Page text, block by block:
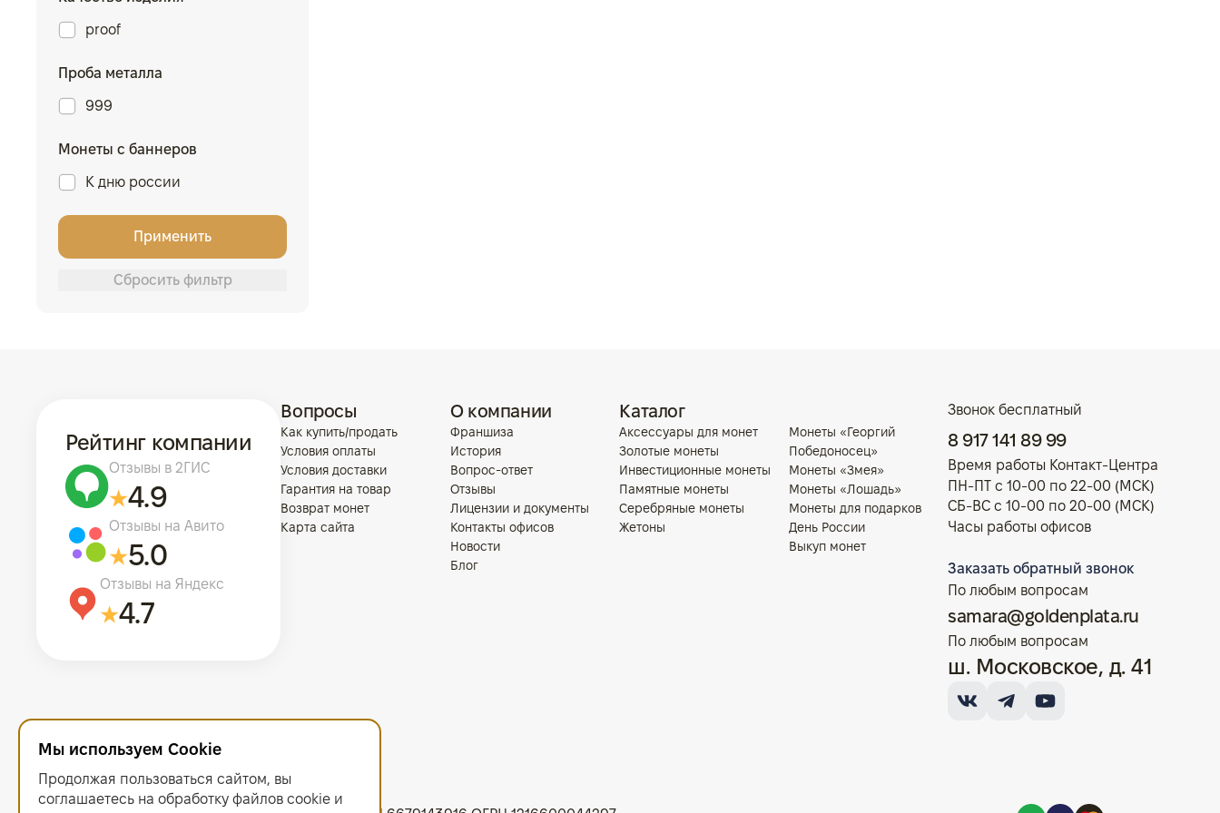
proof
Проба металла
999
Монеты с баннеров
К дню россии
Рейтинг компании
Отзывы в 2ГИС
4.9
Отзывы на Авито
5.0
Отзывы на Яндекс
4.7
Вопросы
Как купить/продать
Условия оплаты
Условия доставки
Гарантия на товар
Возврат монет
Карта сайта
О компании
Франшиза
История
Вопрос-ответ
Отзывы
Лицензии и документы
Контакты офисов
Новости
Блог
Каталог
Аксессуары для монет
Золотые монеты
Инвестиционные монеты
Памятные монеты
Серебряные монеты
Жетоны
Монеты «Георгий
Победоносец»
Монеты «Змея»
Монеты «Лошадь»
Монеты для подарков
День России
Выкуп монет
Звонок бесплатный
8 917 141 89 99
Время работы Контакт-Центра
ПН-ПТ с 10-00 по 22-00 (МСК)
СБ-ВС с 10-00 по 20-00 (МСК)
Часы работы офисов
Заказать обратный звонок
По любым вопросам
samara@goldenplata.ru
По любым вопросам
ш. Московское, д. 41
Мы используем Cookie
Продолжая пользоваться сайтом, вы
соглашаетесь на обработку файлов сооkiе и